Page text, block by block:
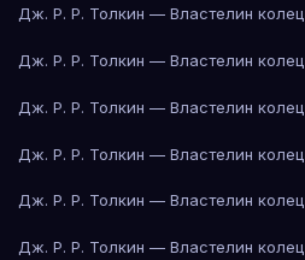
Дж. Р. Р. Толкин — Властелин колец
Дж. Р. Р. Толкин — Властелин колец
Дж. Р. Р. Толкин — Властелин колец
Дж. Р. Р. Толкин — Властелин колец
Дж. Р. Р. Толкин — Властелин колец
Дж. Р. Р. Толкин — Властелин колец